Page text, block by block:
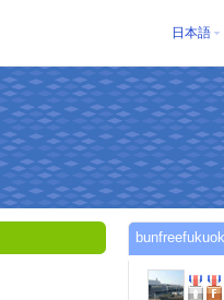
日本語